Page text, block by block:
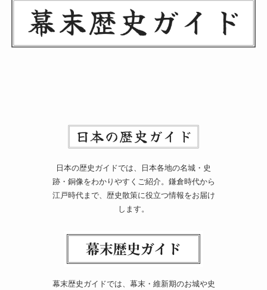
日本の歴史ガイドでは、日本各地の名城・史
跡・銅像をわかりやすくご紹介。鎌倉時代から
江戸時代まで、歴史散策に役立つ情報をお届け
します。
幕末歴史ガイドでは、幕末・維新期のお城や史